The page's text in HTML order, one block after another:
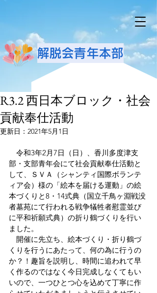
解脱会青年本部
R3.2 西日本ブロック・社会
貢献奉仕活動
更新日： 2021年5月1日
令和3年2月7日（日）、香川多度津支
部・支部青年会にて社会貢献奉仕活動と
して、ＳＶＡ（シャンティ国際ボランテ
ィア会）様の「絵本を届ける運動」の絵
本づくりと8・14式典（国立千鳥ヶ淵戦没
者墓苑にて行われる戦争犠牲者慰霊並び
に平和祈願式典）の折り鶴づくりを行い
ました。
開催に先立ち、絵本づくり・折り鶴づ
くりを行うにあたって、何の為に行うの
か？！趣旨を説明し、時間に追われて早
く作るのではなく今日完成しなくてもい
いので、一つひとつ心を込めて丁寧に作